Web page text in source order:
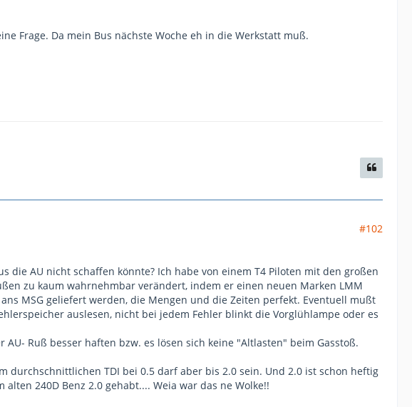
Frage. Da mein Bus nächste Woche eh in die Werkstatt muß.
#102
AU nicht schaffen könnte? Ich habe von einem T4 Piloten mit den großen
zu kaum wahrnehmbar verändert, indem er einen neuen Marken LMM
MSG geliefert werden, die Mengen und die Zeiten perfekt. Eventuell mußt
auslesen, nicht bei jedem Fehler blinkt die Vorglühlampe oder es
Ruß besser haften bzw. es lösen sich keine "Altlasten" beim Gasstoß.
durchschnittlichen TDI bei 0.5 darf aber bis 2.0 sein. Und 2.0 ist schon heftig
240D Benz 2.0 gehabt.... Weia war das ne Wolke!!